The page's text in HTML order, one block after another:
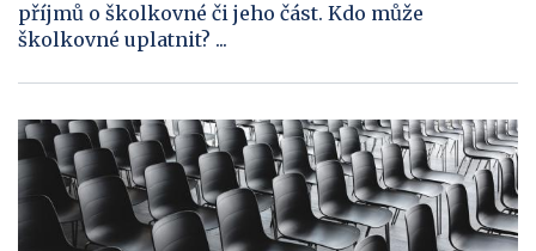
příjmů o školkovné či jeho část. Kdo může
školkovné uplatnit? ...